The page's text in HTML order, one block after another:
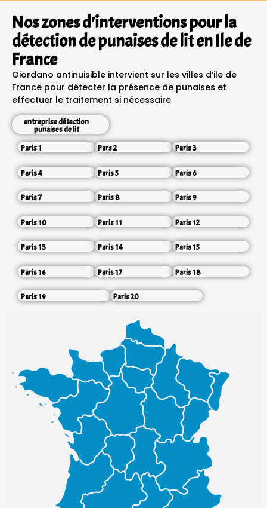
Nos zones d'interventions pour la
détection de punaises de lit en Ile de
France
Giordano antinuisible intervient sur les villes d’ile de
France pour détecter la présence de punaises et
effectuer le traitement si nécessaire
entreprise détection
punaises de lit
Paris 1
Pars 2 Paris 3
Paris 4 Paris 5 Paris 6
Paris 7 Paris 8 Paris 9
Paris 10 Paris 11 Paris 12
Paris 13 Paris 14 Paris 15
Paris 16 Paris 17 Paris 18
Paris 19 Paris 20